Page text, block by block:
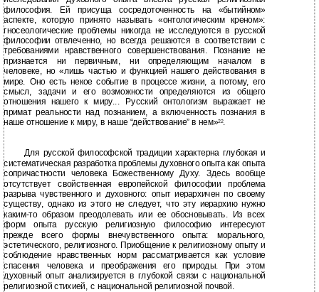
философия. Ей присуща сосредоточенность на «бытийном»
аспекте, которую принято называть «онтологическим креном»:
гносеологические проблемы никогда не исследуются в русской
философии отвлеченно, но всегда решаются в соответствии с
требованиями нравственного совершенствования. Познание не
признается ни первичным, ни определяющим началом в
человеке, но «лишь частью и функцией нашего действования в
мире. Оно есть некое событие в процессе жизни, а потому, его
смысл, задачи и его возможности определяются из общего
отношения нашего к миру... Русский онтологизм выражает не
примат реальности над познанием, а включенность познания в
наше отношение к миру, в наше “действование” в нем»22.
Для русской философской традиции характерна глубокая и
систематическая разработка проблемы духовного опыта как опыта
сопричастности человека Божественному Духу. Здесь вообще
отсутствует свойственная европейской философии проблема
разрыва чувственного и духовного: опыт иерархичен по своему
существу, однако из этого не следует, что эту иерархию нужно
каким-то образом преодолевать или ее обосновывать. Из всех
форм опыта русскую религиозную философию интересуют
прежде всего формы внечувственного опыта: морального,
эстетического, религиозного. Приобщение к религиозному опыту и
соблюдение нравственных норм рассматривается как условие
спасения человека и преображения его природы. При этом
духовный опыт анализируется в глубокой связи с национальной
религиозной стихией, с национальной религиозной почвой.